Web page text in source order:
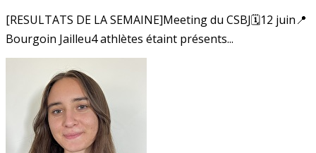
[RESULTATS DE LA SEMAINE]Meeting du CSBJ🗓️12 juin📍
Bourgoin Jailleu4 athlètes étaint présents...